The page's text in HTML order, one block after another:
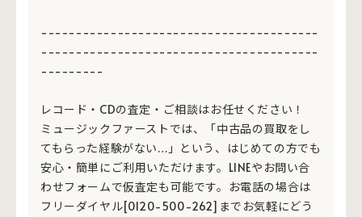
----------------------------------------
----------------------------------------
---------
レコード・CDの査定・ご相談はお任せください！
ミュージックファーストでは、「中古品の買取をし
てもらった経験がない…」という、はじめての方でも
安心・簡単にご利用いただけます。LINEやお問い合
わせフォームで仮査定も可能です。お電話の場合は
フリーダイヤル[0120-500-262]までお気軽にどう